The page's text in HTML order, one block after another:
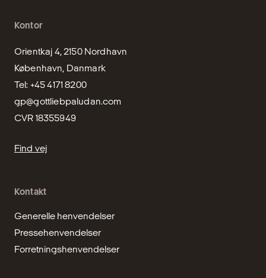
Kontor
Orientkaj 4, 2150 Nordhavn
København, Danmark
Tel: +45 4171 8200
gp@gottliebpaludan.com
CVR 18355949
Find vej
Kontakt
Generelle henvendelser
Pressehenvendelser
Forretningshenvendelser